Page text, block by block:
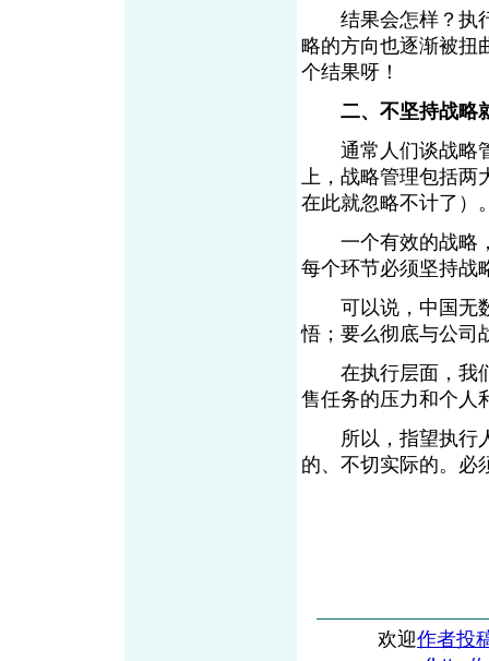
结果会怎样？执行
略的方向也逐渐被扭
个结果呀！
二、不坚持战略
通常人们谈战略管
上，战略管理包括两
在此就忽略不计了）
一个有效的战略，
每个环节必须坚持战
可以说，中国无数
悟；要么彻底与公司
在执行层面，我们
售任务的压力和个人
所以，指望执行人
的、不切实际的。
欢迎作者投